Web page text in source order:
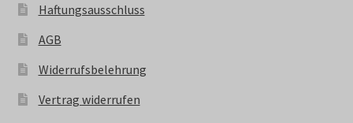
Haftungsausschluss
AGB
Widerrufsbelehrung
Vertrag widerrufen